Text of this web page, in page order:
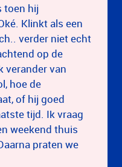
toen hij
Klinkt als een
verder niet echt
op de
verander van
hoe de
of hij goed
tijd. Ik vraag
weekend thuis
praten we